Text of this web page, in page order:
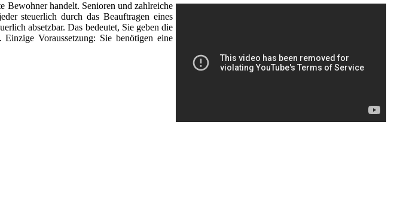
Bewohner handelt. Senioren und zahlreiche
steuerlich durch das Beauftragen eines
absetzbar. Das bedeutet, Sie geben die
Voraussetzung: Sie benötigen eine